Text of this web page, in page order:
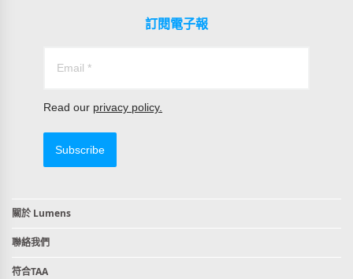
訂閱電子報
Read our privacy policy.
Subscribe
關於 Lumens
聯絡我們
符合TAA